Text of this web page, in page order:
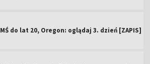
MŚ do lat 20, Oregon: oglądaj 3. dzień [ZAPIS]